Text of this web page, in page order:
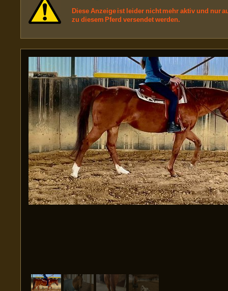
Diese Anzeige ist leider nicht mehr aktiv und nur
zu diesem Pferd versendet werden.